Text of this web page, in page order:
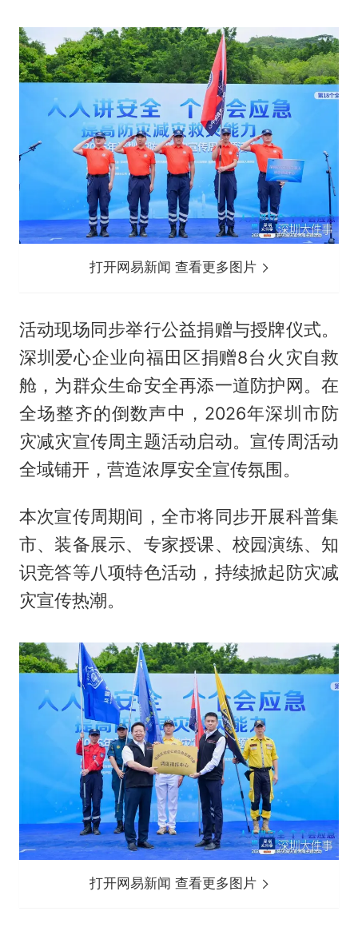
打开网易新闻 查看更多图片
活动现场同步举行公益捐赠与授牌仪式。
深圳爱心企业向福田区捐赠8台火灾自救
舱，为群众生命安全再添一道防护网。在
全场整齐的倒数声中，2026年深圳市防
灾减灾宣传周主题活动启动。宣传周活动
全域铺开，营造浓厚安全宣传氛围。
本次宣传周期间，全市将同步开展科普集
市、装备展示、专家授课、校园演练、知
识竞答等八项特色活动，持续掀起防灾减
灾宣传热潮。
打开网易新闻 查看更多图片